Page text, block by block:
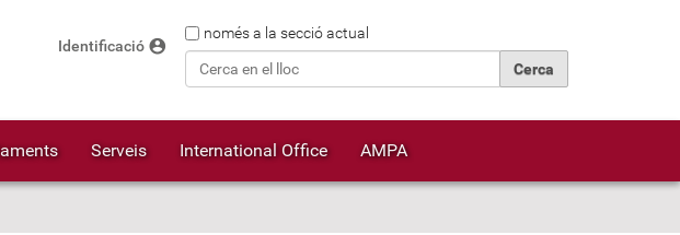
Cercanomés a la secció actual
Identificació account_circle
Serveis International Office AMPA